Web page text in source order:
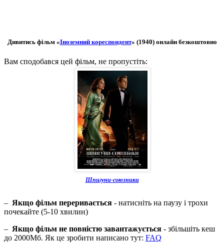
Дивитись фільм «Іноземний кореспондент» (1940) онлайн безкоштовно
Вам сподобався цей фільм, не пропустіть:
Шпигуни-союзники
– Якщо фільм переривається - натисніть на паузу і трохи
почекайте (5-10 хвилин)
– Якщо фільм не повністю завантажується - збільшіть кеш
до 2000Мб. Як це зробити написано тут: FAQ